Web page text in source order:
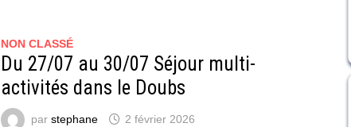
NON CLASSÉ
Du 27/07 au 30/07 Séjour multi-
activités dans le Doubs
par stephane 2 février 2026